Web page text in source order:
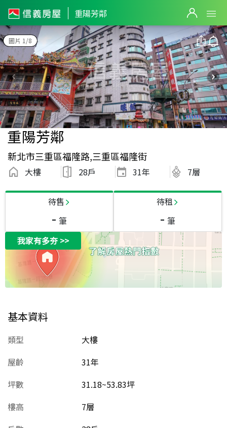
重陽芳鄰
圖片 1/8
重陽芳鄰
新北市三重區福隆路,三重區福隆街
大樓 28戶 31年 7層
待售
- 筆
待租
- 筆
我家有多夯>>
基本資料
類型
大樓
屋齡
31年
坪數
31.18~53.83坪
樓高
7層